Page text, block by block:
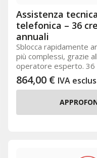
Assistenza
telefonica – 36
annuali
Sblocca rapidamente
più complessi, grazie
operatore esperto. 36
864,00 € IVA